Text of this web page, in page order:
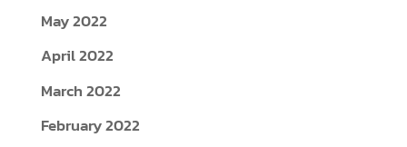
May 2022
April 2022
March 2022
February 2022